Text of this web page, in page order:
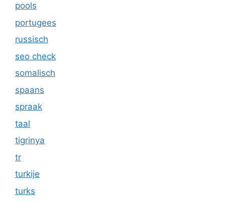
pools
portugees
russisch
seo check
somalisch
spaans
spraak
taal
tigrinya
tr
turkije
turks